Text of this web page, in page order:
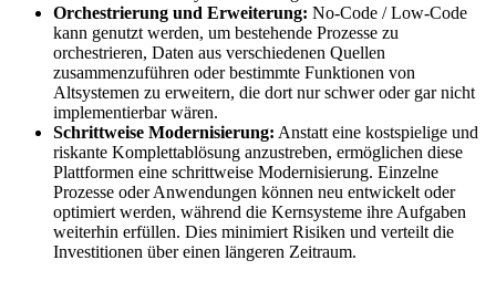
Orchestrierung und Erweiterung: No-Code / Low-Code
kann genutzt werden, um bestehende Prozesse zu
orchestrieren, Daten aus verschiedenen Quellen
zusammenzuführen oder bestimmte Funktionen von
Altsystemen zu erweitern, die dort nur schwer oder gar nicht
implementierbar wären.
Schrittweise Modernisierung: Anstatt eine kostspielige und
riskante Komplettablösung anzustreben, ermöglichen diese
Plattformen eine schrittweise Modernisierung. Einzelne
Prozesse oder Anwendungen können neu entwickelt oder
optimiert werden, während die Kernsysteme ihre Aufgaben
weiterhin erfüllen. Dies minimiert Risiken und verteilt die
Investitionen über einen längeren Zeitraum.